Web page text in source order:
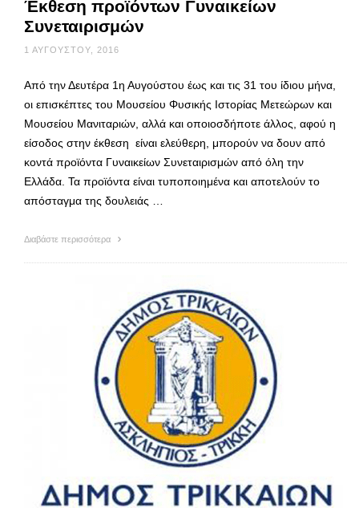
Έκθεση προϊόντων Γυναικείων
Συνεταιρισμών
1 ΑΥΓΟΎΣΤΟΥ, 2016
Από την Δευτέρα 1η Αυγούστου έως και τις 31 του ίδιου μήνα,
οι επισκέπτες του Μουσείου Φυσικής Ιστορίας Μετεώρων και
Μουσείου Μανιταριών, αλλά και οποιοσδήποτε άλλος, αφού η
είσοδος στην έκθεση είναι ελεύθερη, μπορούν να δουν από
κοντά προϊόντα Γυναικείων Συνεταιρισμών από όλη την
Ελλάδα. Τα προϊόντα είναι τυποποιημένα και αποτελούν το
απόσταγμα της δουλειάς …
Διαβάστε περισσότερα